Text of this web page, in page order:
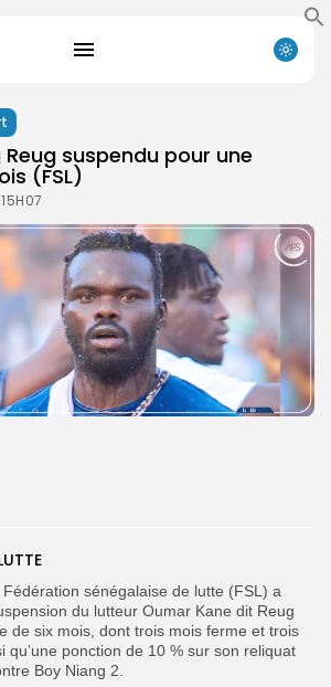
Reug suspendu pour une
(FSL)
sénégalaise de lutte (FSL) a
du lutteur Oumar Kane dit Reug
de six mois, dont trois mois ferme et trois
qu’une ponction de 10 % sur son reliquat
Boy Niang 2.